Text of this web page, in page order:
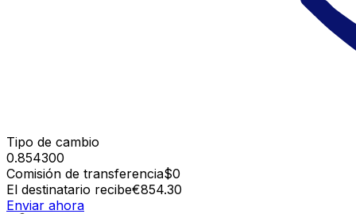
Tipo de cambio
0.854300
Comisión de transferencia$0
El destinatario recibe€854.30
Enviar ahora